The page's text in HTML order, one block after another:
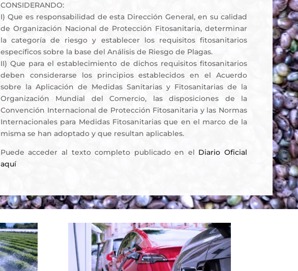
CONSIDERANDO:
I) Que es responsabilidad de esta Dirección General, en su calidad
de Organización Nacional de Protección Fitosanitaria, determinar
la categoría de riesgo y establecer los requisitos fitosanitarios
específicos sobre la base del Análisis de Riesgo de Plagas.
II) Que para el establecimiento de dichos requisitos fitosanitarios
deben considerarse los principios establecidos en el Acuerdo
sobre la Aplicación de Medidas Sanitarias y Fitosanitarias de la
Organización Mundial del Comercio, las disposiciones de la
Convención Internacional de Protección Fitosanitaria y las Normas
Internacionales para Medidas Fitosanitarias que en el marco de la
misma se han adoptado y que resultan aplicables.
Puede acceder al texto completo publicado en el Diario Oficial
aquí